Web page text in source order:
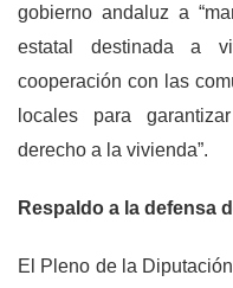
gobierno andaluz a
estatal destinada a
cooperación con las
locales para
derecho a la vivienda”.
Respaldo a la defensa
El Pleno de la